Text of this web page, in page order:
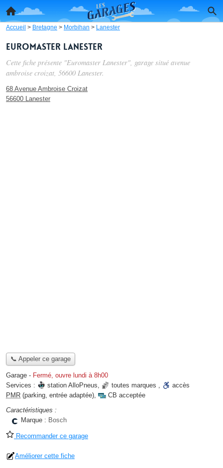
Accueil > Bretagne > Morbihan > Lanester
Euromaster Lanester
Cette fiche présente "Euromaster Lanester", garage situé avenue
ambroise croizat, 56600 Lanester.
68 Avenue Ambroise Croizat
56600 Lanester
📞 Appeler ce garage
Garage - Fermé, ouvre lundi à 8h00
Services :
station AlloPneus, toutes marques ,
accès
PMR (parking, entrée adaptée),
CB acceptée
Caractéristiques :
Marque : Bosch
Recommander ce garage
Améliorer cette fiche